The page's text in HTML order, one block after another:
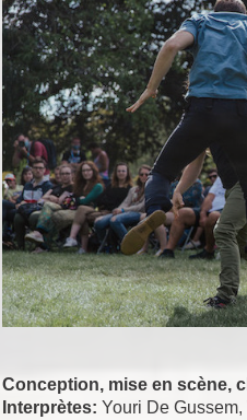
Conception, mise en scène,
Interprètes: Youri De